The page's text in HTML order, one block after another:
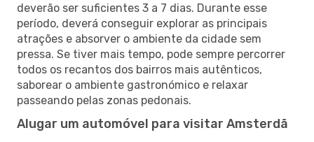
deverão ser suficientes 3 a 7 dias. Durante esse
período, deverá conseguir explorar as principais
atrações e absorver o ambiente da cidade sem
pressa. Se tiver mais tempo, pode sempre percorrer
todos os recantos dos bairros mais autênticos,
saborear o ambiente gastronómico e relaxar
passeando pelas zonas pedonais.
Alugar um automóvel para visitar Amsterdã